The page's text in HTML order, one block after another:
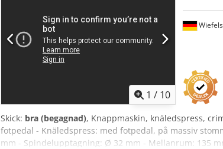
1 / 10
Skick: bra (begagnad), Knappmaskin, knäledspress,
fotpedal - Knäledspress: med fotpedal, på massiv
mm - Spindelupptagning: Ø 32 mm - Mellanrum: 135